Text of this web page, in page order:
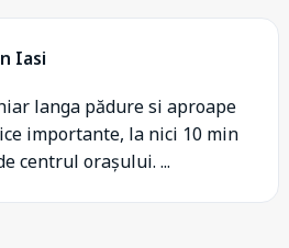
Iasi
langa pădure si aproape
importante, la nici 10 min
centrul orașului. ...